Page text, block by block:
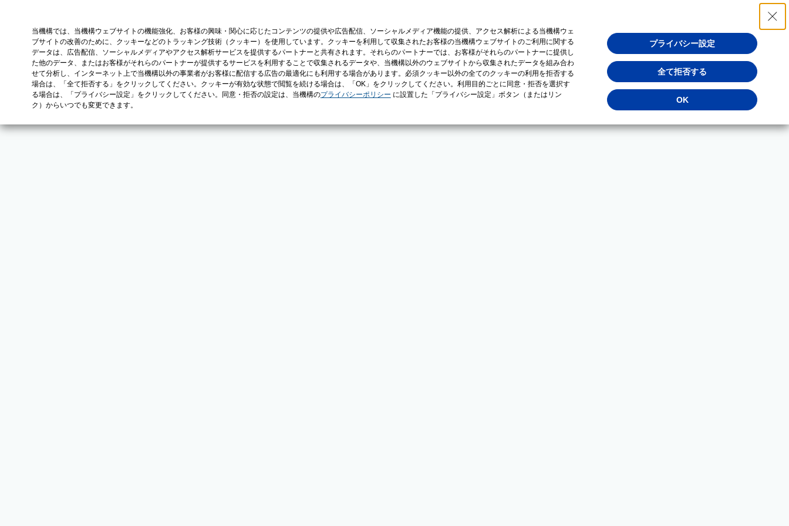
当機構では、当機構ウェブサイトの機能強化、お客様の興味・関心に応じたコンテンツの提供や広告配信、ソーシャルメディア機能の提供、アクセス解析による当機構ウェ
ブサイトの改善のために、クッキーなどのトラッキング技術（クッキー）を使用しています。クッキーを利用して収集されたお客様の当機構ウェブサイトのご利用に関する
データは、広告配信、ソーシャルメディアやアクセス解析サービスを提供するパートナーと共有されます。それらのパートナーでは、お客様がそれらのパートナーに提供し
た他のデータ、またはお客様がそれらのパートナーが提供するサービスを利用することで収集されるデータや、当機構以外のウェブサイトから収集されたデータを組み合わ
せて分析し、インターネット上で当機構以外の事業者がお客様に配信する広告の最適化にも利用する場合があります。必須クッキー以外の全てのクッキーの利用を拒否する
場合は、「全て拒否する」をクリックしてください。クッキーが有効な状態で閲覧を続ける場合は、「OK」をクリックしてください。利用目的ごとに同意・拒否を選択す
る場合は、「プライバシー設定」をクリックしてください。同意・拒否の設定は、当機構のプライバシーポリシー に設置した「プライバシー設定」ボタン（またはリン
ク）からいつでも変更できます。
プライバシー設定
全て拒否する
OK